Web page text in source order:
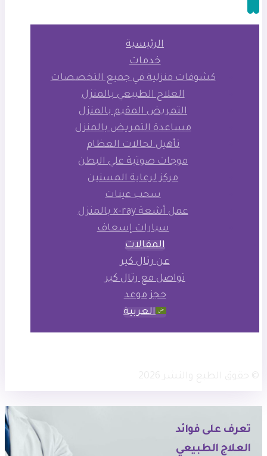
الرئيسية
خدمات
كشوفات منزلية في جميع التخصصات
العلاج الطبيعي بالمنزل
التمريض المقيم بالمنزل
مساعدة التمريض بالمنزل
تأهيل لحالات العظام
موجات صوتية علي البطن
مركز لرعاية المسنين
سحب عينات
عمل أشعة x-ray بالمنزل
سيارات إسعاف
المقالات
عن رتال كير
تواصل مع رتال كير
حجز موعد
العربية
تعرف على فوائد
العلاج الطبيعي